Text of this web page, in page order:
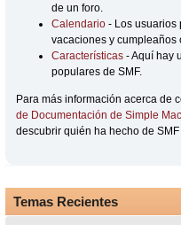
de un foro.
Calendario - Los usuarios
vacaciones y cumpleaños
Características - Aquí hay
populares de SMF.
Para más información acerca de
de Documentación de Simple
descubrir quién ha hecho de SMF
Temas Recientes